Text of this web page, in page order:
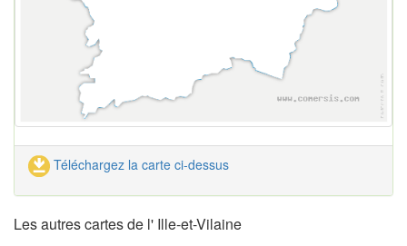
Téléchargez la carte ci-dessus
Les autres cartes de l' Ille-et-Vilaine